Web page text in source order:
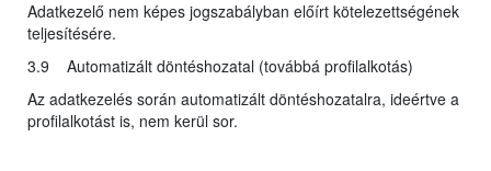
Adatkezelő nem képes jogszabályban előírt kötelezettségének
teljesítésére.
3.9 Automatizált döntéshozatal (továbbá profilalkotás)
Az adatkezelés során automatizált döntéshozatalra, ideértve a
profilalkotást is, nem kerül sor.